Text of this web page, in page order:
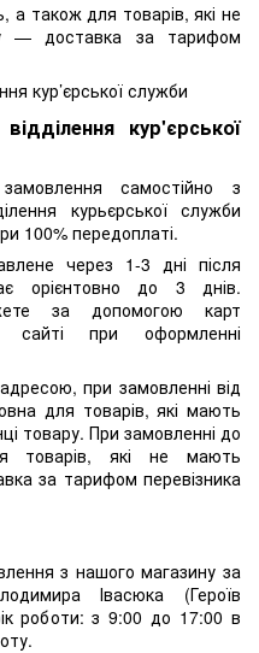
а також для товарів, які не
— доставка за тарифом
кур’єрської служби
кур'єрської
самостійно з
курьєрської служби
100% передоплаті.
через 1-3 дні після
орієнтовно до 3 днів.
за допомогою карт
сайті при оформленні
при замовленні від
для товарів, які мають
товару. При замовленні до
товарів, які не мають
за тарифом перевізника
з нашого магазину за
Івасюка (Героїв
роботи: з 9:00 до 17:00 в